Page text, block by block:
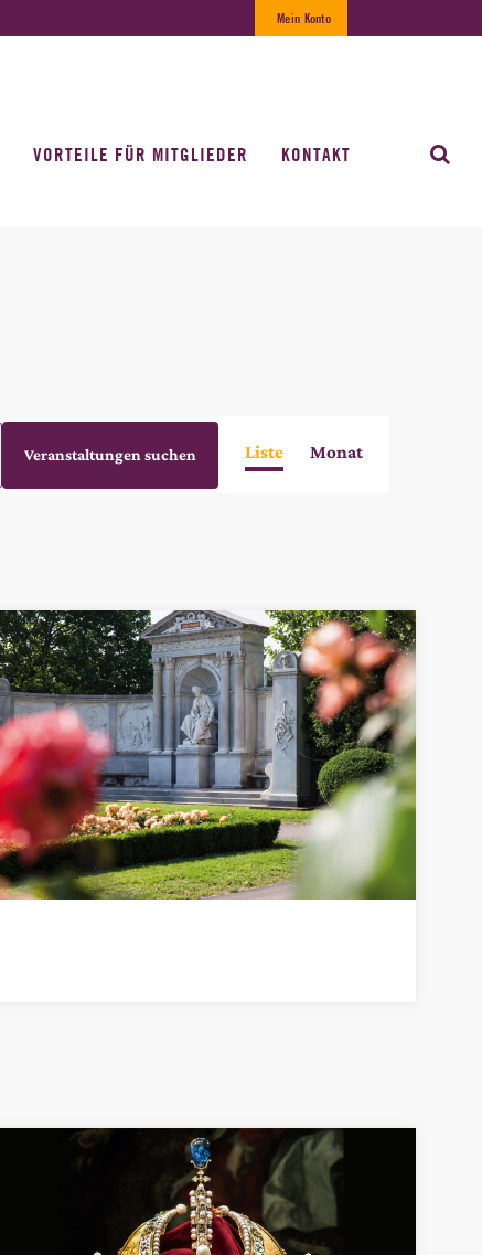
Mein Konto
VORTEILE FÜR MITGLIEDER KONTAKT
Veranstaltungen suchen
ANSICHTEN-
Liste Monat